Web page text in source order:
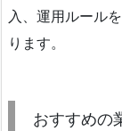
入、運用ルール
ります。
おすすめ